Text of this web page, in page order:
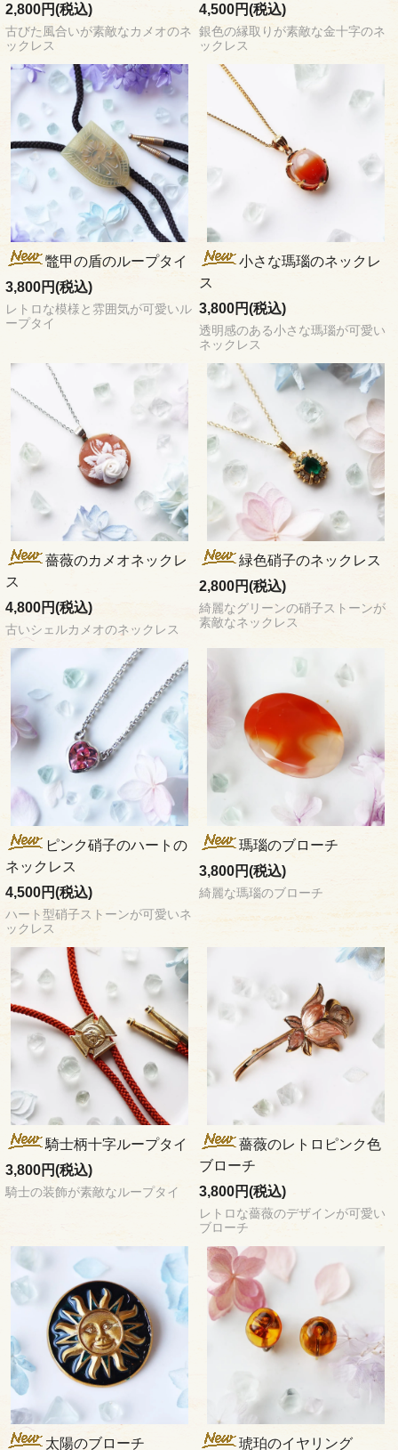
2,800円(税込)
古びた風合いが素敵なカメオのネ
ックレス
4,500円(税込)
銀色の縁取りが素敵な金十字のネ
ックレス
鼈甲の盾のループタイ
3,800円(税込)
レトロな模様と雰囲気が可愛いル
ープタイ
小さな瑪瑙のネックレ
ス
3,800円(税込)
透明感のある小さな瑪瑙が可愛い
ネックレス
薔薇のカメオネックレ
ス
4,800円(税込)
古いシェルカメオのネックレス
緑色硝子のネックレス
2,800円(税込)
綺麗なグリーンの硝子ストーンが
素敵なネックレス
ピンク硝子のハートの
ネックレス
4,500円(税込)
ハート型硝子ストーンが可愛いネ
ックレス
瑪瑙のブローチ
3,800円(税込)
綺麗な瑪瑙のブローチ
騎士柄十字ループタイ
3,800円(税込)
騎士の装飾が素敵なループタイ
薔薇のレトロピンク色
ブローチ
3,800円(税込)
レトロな薔薇のデザインが可愛い
ブローチ
太陽のブローチ 琥珀のイヤリング